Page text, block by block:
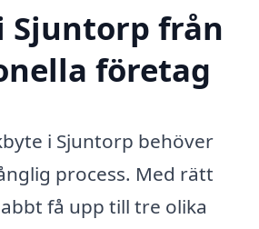
Sjuntorp från
företag
i Sjuntorp behöver
process. Med rätt
få upp till tre olika